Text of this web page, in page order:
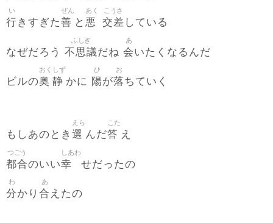
行
い
きすぎた善
ぜん
と 悪
あく
交差
こうさ
している
なぜだろう 不思議
ふしぎ
だね 会
あ
いたくなるんだ
ビルの奥
おく
静
しず
かに 陽
ひ
が落
お
ちていく
もしあのとき 選
えら
んだ答
こた
え
都合
つごう
のいい幸
しあわ
せだったの
分
わ
かり 合
あ
えたの